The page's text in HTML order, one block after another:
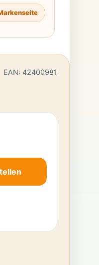
EAN: 42400981